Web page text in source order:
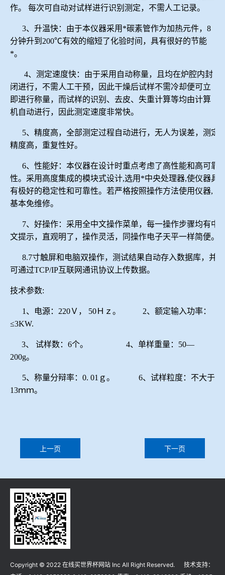
作。 每次可自动对试样进行识别测定，不需人工记录。
3、升温快：由于本仪器采用*碳素管作为加热元件，8
分钟升到200℃有效的缩短了化验时间，具有很好的节能
*。
4、测定速度快：由于采用自动称量，且均在炉腔内封
闭进行，不需人工干预，因此干燥后试样不需冷却便可立
即进行称量，而试样的识别、去皮、失重计算等均由计算
机自动进行，因此测定速度非常快。
5、精度高，全部测定过程自动进行，无人为误差，测定
精度高，重复性好。
6、性能好：本仪器在设计时重点考虑了高性能和高可靠
性。采用高度集成的模块式设计,选用*中央处理器,使仪器具
有极好的稳定性和可靠性。若严格按照操作方法使用仪器,
基本免维修。
7、好操作：采用全中文操作菜单，每一操作步骤均有中
文提示，直观明了，操作灵活，同操作电子天平一样简便。
8.7寸触屏和电脑双操作， 测试结果自动存入数据库，并
可通过TCP/IP互联网通讯协议上传数据。
技术参数:
1、电源：220Ｖ， 50Ｈｚ。 2、额定输入功率：
≤3KW.
3、 试样数：6个。 4、单样重量：50—
200g。
5、称量分辩率：0. 01ｇ。 6、试样粒度：不大于
13ｍｍ。
上一页 下一页
Copyright © 2022 在线买世界杯网站 Inc All Right Reserved. 技术支持：